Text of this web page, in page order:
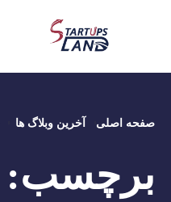
صفحه اصلی آخرین وبلاگ ها
برچسب: